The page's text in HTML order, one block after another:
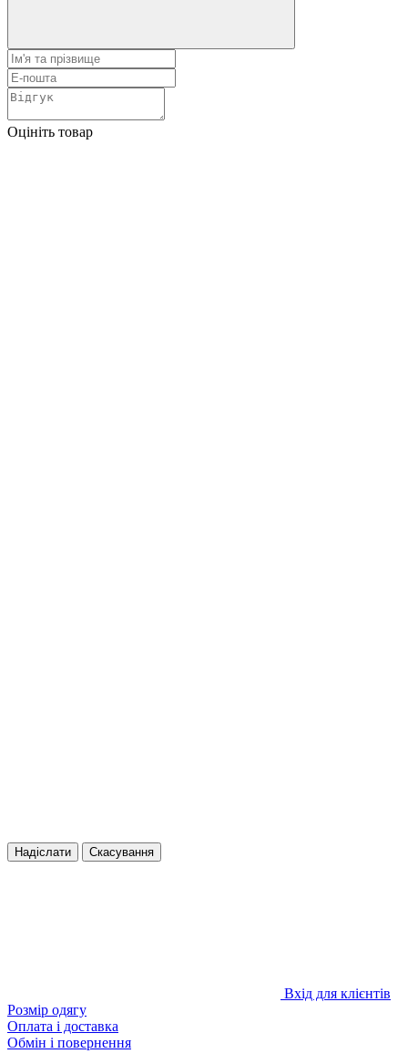
Оцініть товар
Надіслати Скасування
Вхід для клієнтів
Розмір одягу
Оплата і доставка
Обмін і повернення